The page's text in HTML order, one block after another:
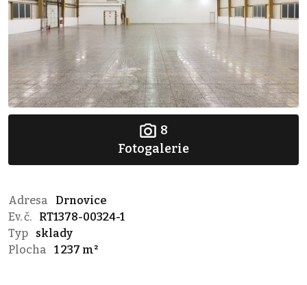
8
Fotogalerie
Adresa
Drnovice
Ev. č.
RT1378-00324-1
Typ
sklady
Plocha
1 237 m²